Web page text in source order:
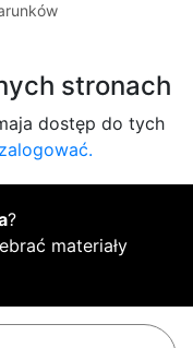
stronach
dostęp do tych
?
materiały